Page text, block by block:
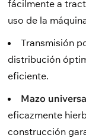
fácilmente a
uso de la
Transmisión
distribución
eficiente.
Mazo
eficazmente
construcción